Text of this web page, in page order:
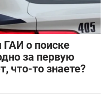
о поиске
за первую
что-то знаете?